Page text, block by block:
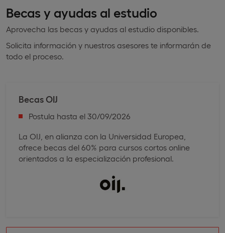
Becas y ayudas al estudio
Aprovecha las becas y ayudas al estudio disponibles.
Solicita información y nuestros asesores te informarán de
todo el proceso.
Becas OIJ
Postula hasta el 30/09/2026
La OIJ, en alianza con la Universidad Europea,
ofrece becas del 60% para cursos cortos online
orientados a la especialización profesional.